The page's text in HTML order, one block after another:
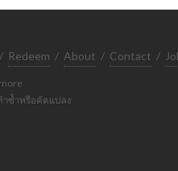
/ Redeem / About / Contact /
ำซ้ำหรือดัดแปลง